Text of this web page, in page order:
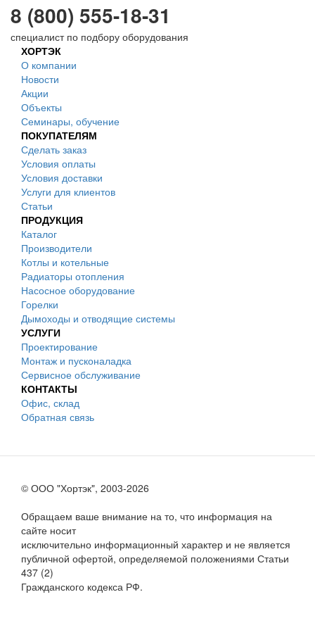
8 (800) 555-18-31
специалист по подбору оборудования
ХОРТЭК
О компании
Новости
Акции
Объекты
Семинары, обучение
ПОКУПАТЕЛЯМ
Сделать заказ
Условия оплаты
Условия доставки
Услуги для клиентов
Статьи
ПРОДУКЦИЯ
Каталог
Производители
Котлы и котельные
Радиаторы отопления
Насосное оборудование
Горелки
Дымоходы и отводящие системы
УСЛУГИ
Проектирование
Монтаж и пусконаладка
Сервисное обслуживание
КОНТАКТЫ
Офис, склад
Обратная связь
© ООО "Хортэк", 2003-2026
Обращаем ваше внимание на то, что информация на
сайте носит
исключительно информационный характер и не является
публичной офертой, определяемой положениями Статьи
437 (2)
Гражданского кодекса РФ.